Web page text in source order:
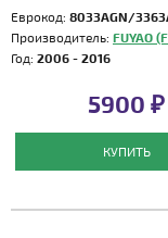
Еврокод: 8033AGN/
Производитель: FUYAO
Год: 2006 - 2016
5900 ₽
КУПИТЬ